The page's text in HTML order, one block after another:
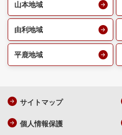
山本地域
由利地域
平鹿地域
サイトマップ
個人情報保護